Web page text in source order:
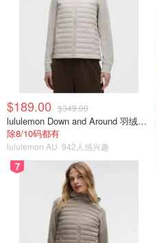
$189.00 $349.00
lululemon Down and Around 羽绒夹克
除8/10码都有
lululemon AU 942人感兴趣
7